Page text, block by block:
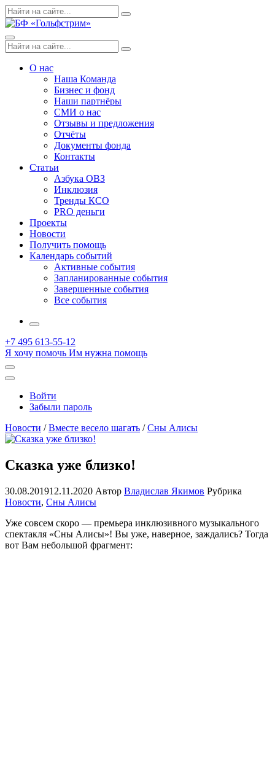
Skip
to
Поиск
по:
Search
Menu
Поиск
по:
Search
О нас
Наша Команда
Бизнес и фонд
Наши партнёры
СМИ о нас
Отзывы и предложения
Отчёты
Документы фонда
Контакты
Статьи
Азбука ОВЗ
Инклюзия
Тренды КСО
PRO деньги
Проекты
Новости
Получить помощь
Календарь событий
Активные события
Запланированные события
Завершенные события
Все события
More
+7 495 613-55-12
Я хочу помочь Им нужна помощь
Открыть
поиск
Профиль
Войти
Забыли пароль
Новости /Вместе весело шагать /Сны Алисы
Сказка уже близко!
30.08.201912.11.2020 Автор Владислав Якимов Рубрика
Новости, Сны Алисы
Уже совсем скоро — премьера инклюзивного музыкального
спектакля «Сны Алисы»! Вы уже, наверное, заждались? Тогда
вот Вам небольшой фрагмент: